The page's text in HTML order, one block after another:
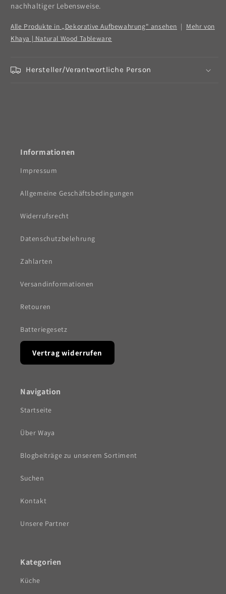
nachhaltiger Lebensweise.
Alle Produkte in „Dekorative Aufbewahrung" ansehen | Mehr von
Khaya | Natural Wood Tableware
Hersteller/Verantwortliche Person
Informationen
Impressum
Allgemeine Geschäftsbedingungen
Widerrufsrecht
Datenschutzbelehrung
Zahlarten
Versandinformationen
Retouren
Batteriegesetz
Vertrag widerrufen
Navigation
Startseite
Über Waya
Blogbeiträge zu unserem Sortiment
Suchen
Kontakt
Unsere Partner
Kategorien
Küche